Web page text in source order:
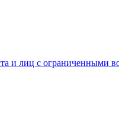
и лиц с ограниченными